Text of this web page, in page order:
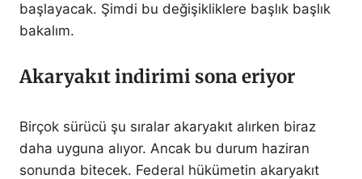
başlayacak. Şimdi bu değişikliklere başlık başlık
bakalım.
Akaryakıt indirimi sona eriyor
Birçok sürücü şu sıralar akaryakıt alırken biraz
daha uyguna alıyor. Ancak bu durum haziran
sonunda bitecek. Federal hükümetin akaryakıt